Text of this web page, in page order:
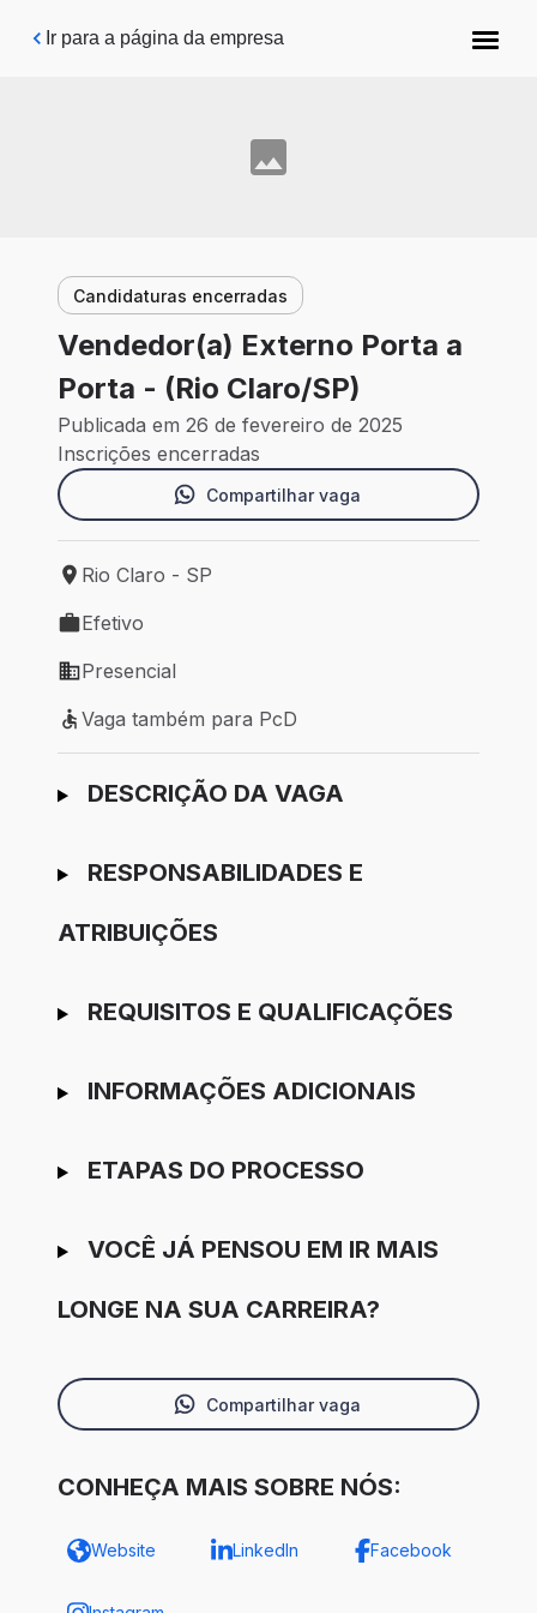
Pular para o conteúdo principal
Ir para a página da empresa
Candidaturas encerradas
Vendedor(a) Externo Porta a
Porta - (Rio Claro/SP)
Publicada em 26 de fevereiro de 2025
Inscrições encerradas
Compartilhar vaga
Local de trabalho: Rio Claro - SP
Rio Claro - SP
Tipo de vaga: Efetivo
Efetivo
Modelo de trabalho: Presencial
Presencial
Vaga também para PcD
Vaga também para PcD
Ir para candidatura
DESCRIÇÃO DA VAGA
RESPONSABILIDADES E
ATRIBUIÇÕES
REQUISITOS E QUALIFICAÇÕES
INFORMAÇÕES ADICIONAIS
ETAPAS DO PROCESSO
VOCÊ JÁ PENSOU EM IR MAIS
LONGE NA SUA CARREIRA?
Compartilhar vaga
CONHEÇA MAIS SOBRE NÓS:
Website LinkedIn Facebook